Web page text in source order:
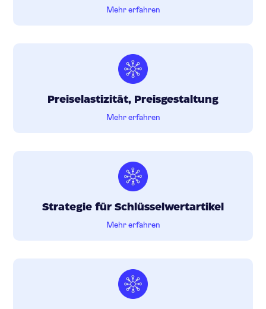
Mehr erfahren
Preiselastizität, Preisgestaltung
Mehr erfahren
Strategie für Schlüsselwertartikel
Mehr erfahren